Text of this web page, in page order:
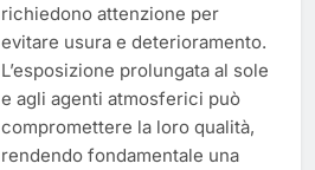
richiedono attenzione per
evitare usura e deterioramento.
L’esposizione prolungata al sole
e agli agenti atmosferici può
compromettere la loro qualità,
rendendo fondamentale una